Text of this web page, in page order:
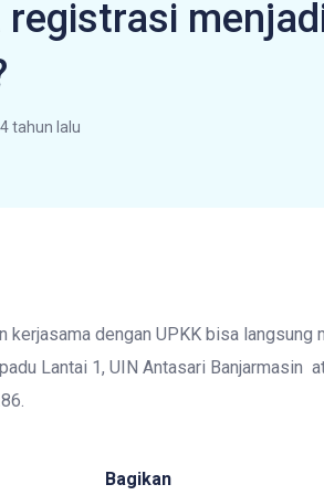
registrasi
tahun lalu
kerjasama dengan UPKK bisa langsung
Lantai 1, UIN Antasari Banjarmasin
Bagikan